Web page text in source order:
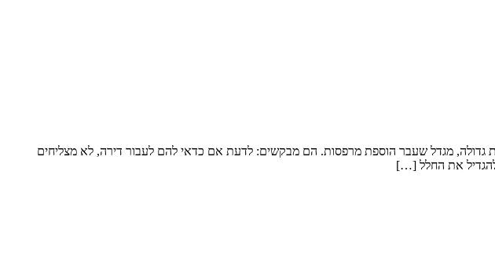
זוג שמטפל בנכדים ומארח משפחה ענפה. שטח הדירה: דירה שלמה של כ-120 מ”ר ומרפסת גדולה, מגדל שעבר הוספת מרפסות. הם מבקשים: לדעת אם כדאי להם לעבור דירה, לא מצליחים
להגדיל את החלל […]